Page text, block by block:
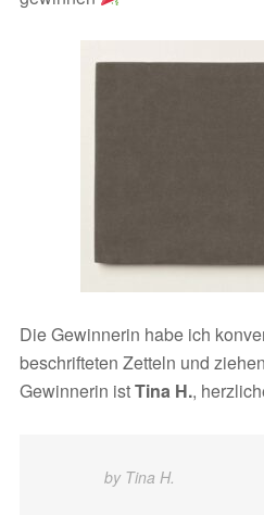
Die Gewinnerin habe ich
beschrifteten Zetteln und
Gewinnerin istTina H.,
by Tina H.